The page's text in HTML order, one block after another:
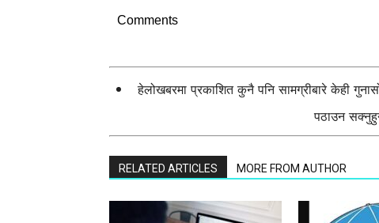
Comments
हेलोखबरमा प्रकाशित कुनै पनि सामग्रीबारे केही
पठाउन
RELATED ARTICLES MORE FROM AUTHOR